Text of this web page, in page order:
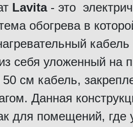
Lavita - это
обогрева в
кабель
себя уложенный на
50 см кабель,
Данная
для помещений, где